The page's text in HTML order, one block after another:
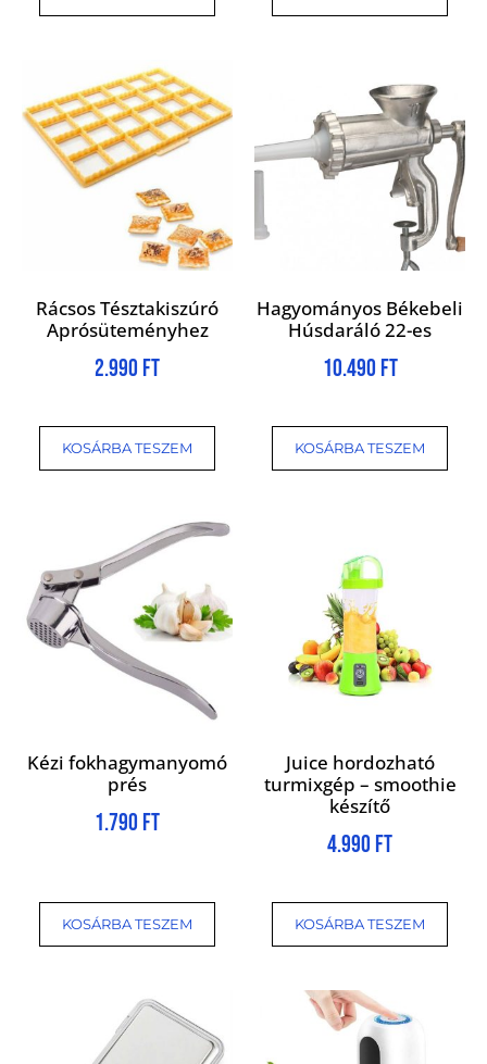
Rácsos Tésztakiszúró
Aprósüteményhez
2.990 Ft
KOSÁRBA TESZEM
Hagyományos Békebeli
Húsdaráló 22-es
10.490 Ft
KOSÁRBA TESZEM
Kézi fokhagymanyomó
prés
1.790 Ft
KOSÁRBA TESZEM
Juice hordozható
turmixgép – smoothie
készítő
4.990 Ft
KOSÁRBA TESZEM